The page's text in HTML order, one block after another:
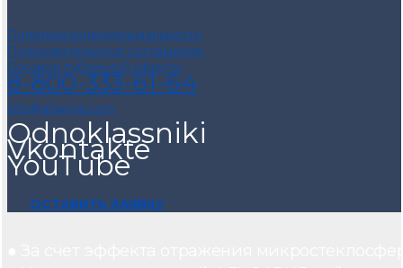
Политика конфиденциальности
Пользовательское соглашение
Договор публичной оферты
8-800-333-61-64
info@alsariya.com
Odnoklassniki
Vkontakte
YouTube
ОСТАВИТЬ ЗАЯВКУ